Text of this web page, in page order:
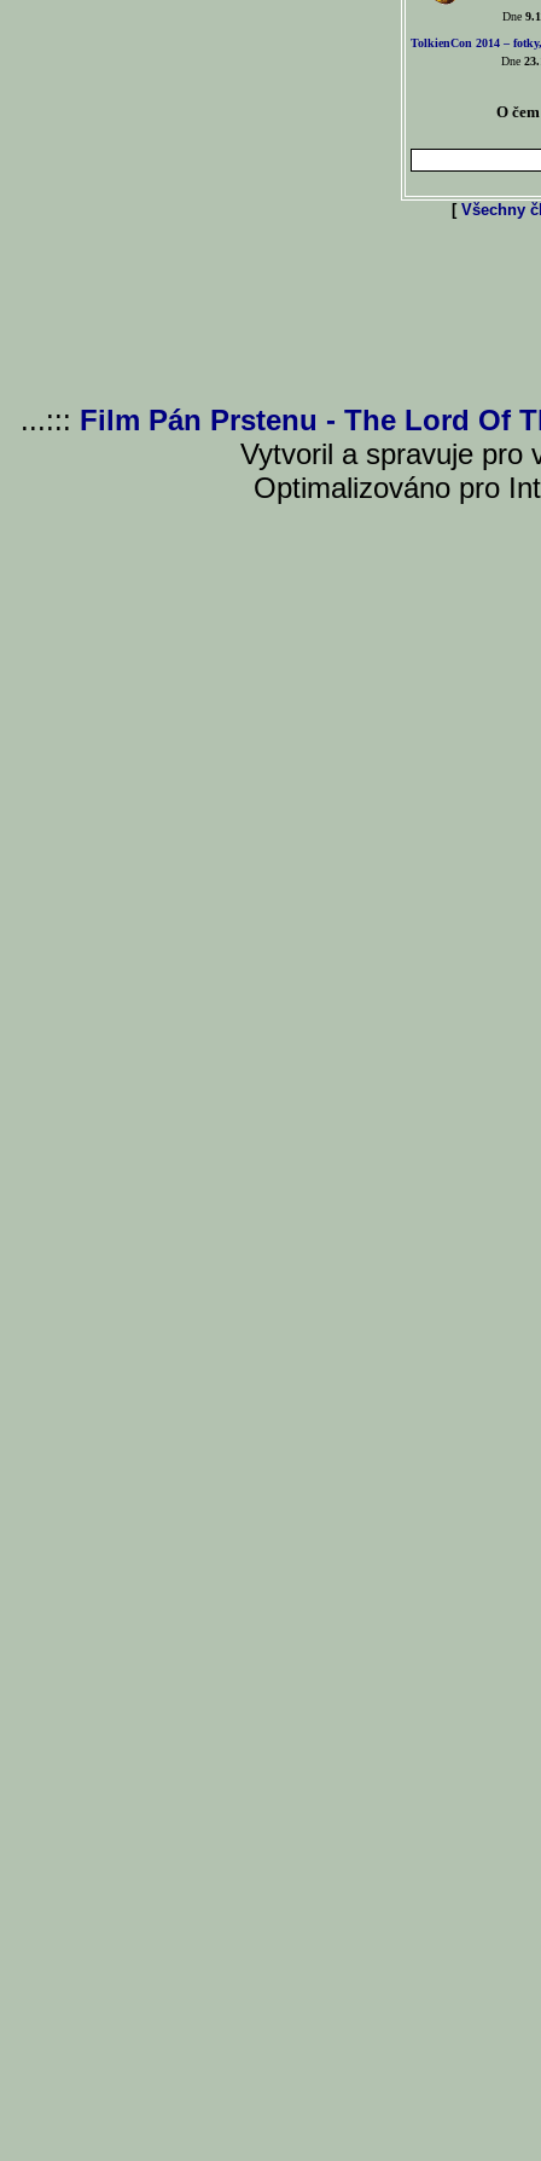
Dne
TolkienCon 2014 –
Dne
O
[ Všechny
...::: Film Pán Prstenu - The Lord Of
Vytvoril a spravuje pro
Optimalizováno pro